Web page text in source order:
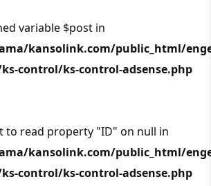
variable $post in
kansolink.com/public_html/
control/ks-control-adsense.php
to read property "ID" on null in
kansolink.com/public_html/
control/ks-control-adsense.php